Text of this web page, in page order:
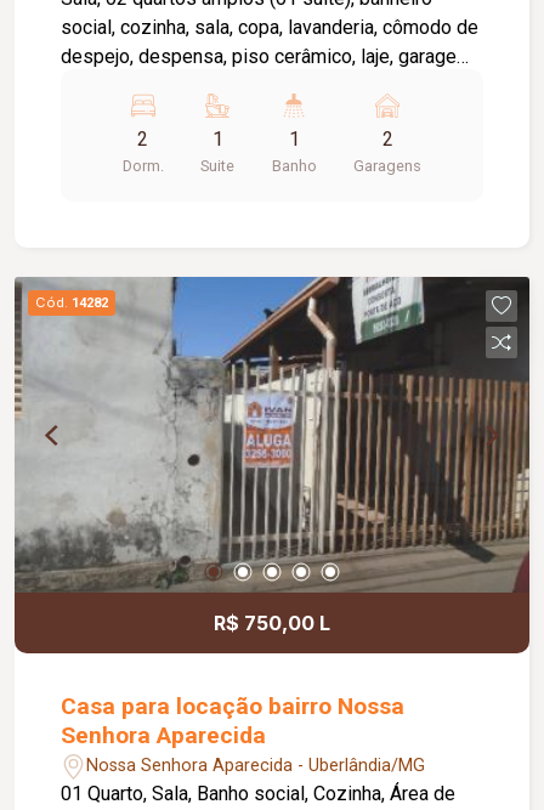
social, cozinha, sala, copa, lavanderia, cômodo de
despejo, despensa, piso cerâmico, laje, garagem
externos, exclusivo para este imóvel.
2
Dorm.
1
Suite
1
Banho
2
Garagens
Cód. 14282
R$ 750,00 L
Casa para locação bairro Nossa
Senhora Aparecida
Nossa Senhora Aparecida - Uberlândia/MG
01 Quarto, Sala, Banho social, Cozinha, Área de